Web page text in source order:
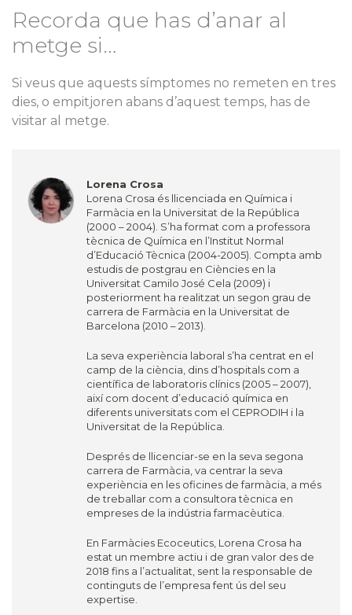
Recorda que has d’anar al
metge si…
Si veus que aquests símptomes no remeten en tres
dies, o empitjoren abans d’aquest temps, has de
visitar al metge.
Lorena Crosa
Lorena Crosa és llicenciada en Química i
Farmàcia en la Universitat de la República
(2000 – 2004). S’ha format com a professora
tècnica de Química en l’Institut Normal
d’Educació Tècnica (2004-2005). Compta amb
estudis de postgrau en Ciències en la
Universitat Camilo José Cela (2009) i
posteriorment ha realitzat un segon grau de
carrera de Farmàcia en la Universitat de
Barcelona (2010 – 2013).
La seva experiència laboral s’ha centrat en el
camp de la ciència, dins d’hospitals com a
científica de laboratoris clínics (2005 – 2007),
així com docent d’educació química en
diferents universitats com el CEPRODIH i la
Universitat de la República.
Després de llicenciar-se en la seva segona
carrera de Farmàcia, va centrar la seva
experiència en les oficines de farmàcia, a més
de treballar com a consultora tècnica en
empreses de la indústria farmacèutica.
En Farmàcies Ecoceutics, Lorena Crosa ha
estat un membre actiu i de gran valor des de
2018 fins a l’actualitat, sent la responsable de
continguts de l’empresa fent ús del seu
expertise.